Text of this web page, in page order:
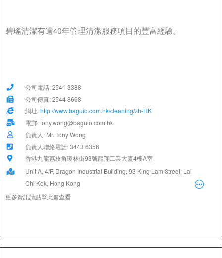
碧瑤清潔有逾40年管理清潔服務項目的豐富經驗。
公司電話: 2541 3388
公司傳真: 2544 8668
網址:http://www.baguio.com.hk/cleaning/zh-HK
電郵: tony.wong@baguio.com.hk
負責人: Mr. Tony Wong
負責人聯絡電話: 3443 6356
香港九龍荔枝角瓊林街93號龍翔工業大廈4樓A室
Unit A, 4/F, Dragon Industrial Building, 93 King Lam Street, Lai
Chi Kok, Hong Kong
更多資訊請點擊此處查看